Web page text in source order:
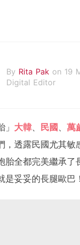
By Rita Pak on 19
Digital Editor
」 大韓、 民國 、 萬
，透露民國尤其
胎全都完美繼承
是妥妥的長腿歐巴